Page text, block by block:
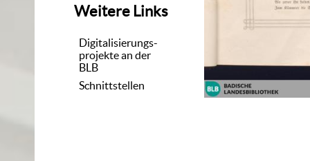
Weitere Links
Digitalisierungs-
projekte an der
BLB
Schnittstellen